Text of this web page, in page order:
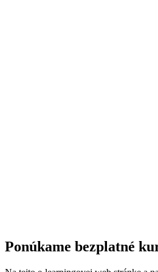
Ponúkame bezplatné